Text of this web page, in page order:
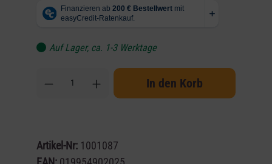
Auf Lager, ca. 1-3 Werktage
In den Korb
Artikel-Nr: 1001087